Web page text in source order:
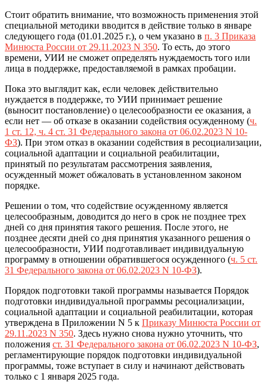
Стоит обратить внимание, что возможность применения этой
специальной методики вводится в действие только в январе
следующего года (01.01.2025 г.), о чем указано в п. 3 Приказа
Минюста России от 29.11.2023 N 350. То есть, до этого
времени, УИИ не сможет определять нуждаемость того или
лица в поддержке, предоставляемой в рамках пробации.
Пока это выглядит как, если человек действительно
нуждается в поддержке, то УИИ принимает решение
(выносит постановление) о целесообразности ее оказания, а
если нет — об отказе в оказании содействия осужденному (ч.
1 ст. 12, ч. 4 ст. 31 Федерального закона от 06.02.2023 N 10-
ФЗ). При этом отказ в оказании содействия в ресоциализации,
социальной адаптации и социальной реабилитации,
принятый по результатам рассмотрения заявления,
осужденный может обжаловать в установленном законом
порядке.
Решении о том, что содействие осужденному является
целесообразным, доводится до него в срок не позднее трех
дней со дня принятия такого решения. После этого, не
позднее десяти дней со дня принятия указанного решения о
целесообразности, УИИ подготавливает индивидуальную
программу в отношении обратившегося осужденного (ч. 5 ст.
31 Федерального закона от 06.02.2023 N 10-ФЗ).
Порядок подготовки такой программы называется Порядок
подготовки индивидуальной программы ресоциализации,
социальной адаптации и социальной реабилитации, которая
утверждена в Приложении N 5 к Приказу Минюста России от
29.11.2023 N 350. Здесь нужно снова нужно уточнить, что
положения ст. 31 Федерального закона от 06.02.2023 N 10-ФЗ,
регламентирующие порядок подготовки индивидуальной
программы, тоже вступает в силу и начинают действовать
только с 1 января 2025 года.